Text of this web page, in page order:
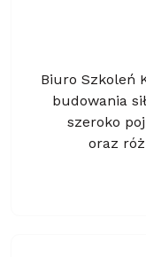
Biuro Szkoleń
budowania
szeroko
oraz